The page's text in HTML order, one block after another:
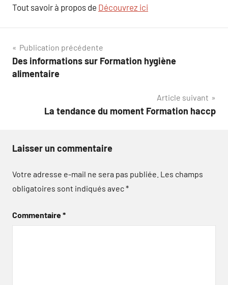
Tout savoir à propos de Découvrez ici
Navigation
de
Publication précédente
Des informations sur Formation hygiène
alimentaire
Article suivant
La tendance du moment Formation haccp
Laisser un commentaire
Votre adresse e-mail ne sera pas publiée. Les champs
obligatoires sont indiqués avec*
Commentaire*